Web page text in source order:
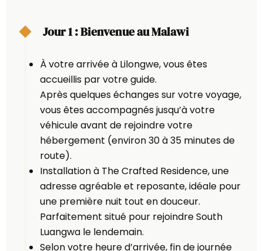
Jour 1 : Bienvenue au Malawi
À votre arrivée à Lilongwe, vous êtes
accueillis par votre guide.
Après quelques échanges sur votre voyage,
vous êtes accompagnés jusqu’à votre
véhicule avant de rejoindre votre
hébergement (environ 30 à 35 minutes de
route).
Installation à The Crafted Residence, une
adresse agréable et reposante, idéale pour
une première nuit tout en douceur.
Parfaitement situé pour rejoindre South
Luangwa le lendemain.
Selon votre heure d’arrivée, fin de journée